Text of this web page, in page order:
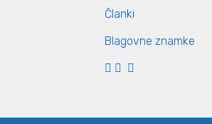
Članki
Blagovne znamke